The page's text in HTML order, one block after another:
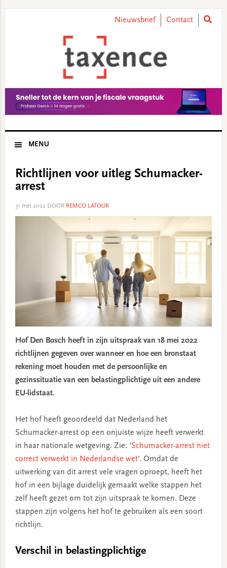
Nieuwsbrief Contact
MENU
Richtlijnen voor uitleg Schumacker-
arrest
31 mei 2022DOOR REMCO LATOUR
Hof Den Bosch heeft in zijn uitspraak van 18 mei 2022
richtlijnen gegeven over wanneer en hoe een bronstaat
rekening moet houden met de persoonlijke en
gezinssituatie van een belastingplichtige uit een andere
EU-lidstaat.
Het hof heeft geoordeeld dat Nederland het
Schumacker-arrest op een onjuiste wijze heeft verwerkt
in haar nationale wetgeving. Zie: ‘Schumacker-arrest niet
correct verwerkt in Nederlandse wet’. Omdat de
uitwerking van dit arrest vele vragen oproept, heeft het
hof in een bijlage duidelijk gemaakt welke stappen het
zelf heeft gezet om tot zijn uitspraak te komen. Deze
stappen zijn volgens het hof te gebruiken als een soort
richtlijn.
Verschil in belastingplichtige